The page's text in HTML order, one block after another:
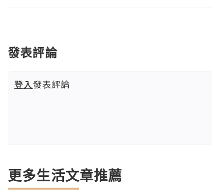
發表評論
登入發表評論
更多生活文章推薦